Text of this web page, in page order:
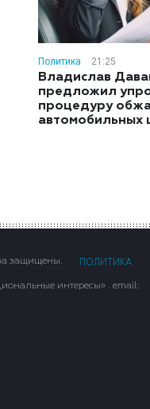
Политика 21:25
Владислав
предложил
процедуру
автомобильных
защищены. ПОЛИТИКА
интересы» . email: